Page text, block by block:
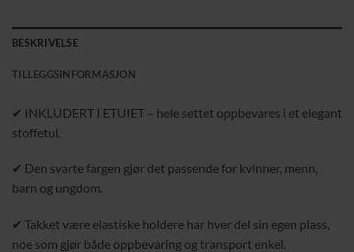
BESKRIVELSE
TILLEGGSINFORMASJON
✔ INKLUDERT I ETUIET – hele settet oppbevares i et elegant
stoffetui.
✔ Den svarte fargen gjør det passende for kvinner, menn,
barn og ungdom.
✔ Takket være elastiske holdere har hver del sin egen plass,
noe som gjør både oppbevaring og transport enkel.